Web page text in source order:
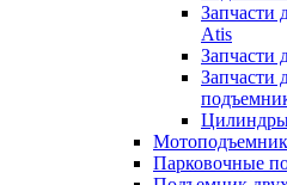
Запчасти
Atis
Запчасти
Запчасти
Парковочные